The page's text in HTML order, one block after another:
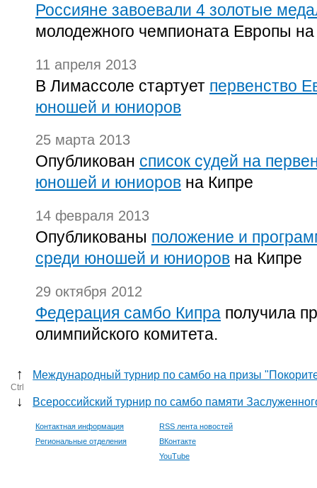
Россияне завоевали 4 золотые
молодежного чемпионата Европы
11 апреля 2013
В Лимассоле стартует первенство
юношей и юниоров
25 марта 2013
Опубликован список судей на
юношей и юниоров на Кипре
14 февраля 2013
Опубликованы положение и
среди юношей и юниоров на Кипре
29 октября 2012
Федерация самбо Кипра получила
олимпийского комитета.
↑ Международный турнир по самбо на призы
Ctrl
↓ Всероссийский турнир по самбо памяти
Контактная информация
Региональные отделения
RSS лента новостей
ВКонтакте
YouTube